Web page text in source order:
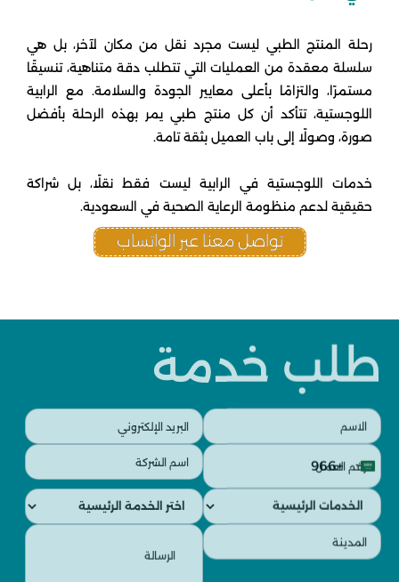
رحلة المنتج الطبي ليست مجرد نقل من مكان لآخر، بل هي
سلسلة معقدة من العمليات التي تتطلب دقة متناهية، تنسيقًا
مستمرًا، والتزامًا بأعلى معايير الجودة والسلامة. مع الرابية
اللوجستية، تتأكد أن كل منتج طبي يمر بهذه الرحلة بأفضل
صورة، وصولًا إلى باب العميل بثقة تامة.
خدمات اللوجستية في الرابية ليست فقط نقلًا، بل شراكة
حقيقية لدعم منظومة الرعاية الصحية في السعودية.
تواصل معنا عبر الواتساب
طلب خدمة
الاسم
(مطلوب)
البريد
الإلكتروني
(مطلوب)
رقم
العمل
(مطلوب)
Saudi
Arabia
+966
+966
اسم
الشركة
(مطلوب)
الخدمات
الرئيسية
(مطلوب)
الخدمات
الفرعية
(مطلوب)
المدينة
الرسالة